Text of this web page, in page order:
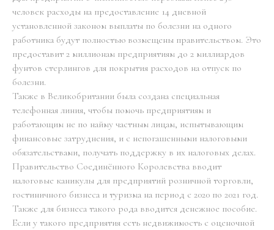
человек расходы на предоставление 14 дневной
установленной законом выплаты по болезни на одного
работника будут полностью возмещены правительством. Это
предоставит 2 миллионам предприятиям до 2 миллиардов
фунтов стерлингов для покрытия расходов на отпуск по
болезни.
Также в Великобритании была создана специальная
телефонная линия, чтобы помочь предприятиям и
работающим не по найму частным лицам, испытывающим
финансовые затруднения, и с непогашенными налоговыми
обязательствами, получать поддержку в их налоговых делах.
Правительство Соединённого Королевства вводит
налоговые каникулы для предприятий розничной торговли,
гостиничного бизнеса и туризма на период с 2020 по 2021 год.
Также для бизнеса такого рода вводится денежное пособие.
Если у такого предприятия есть недвижимость с оценочной